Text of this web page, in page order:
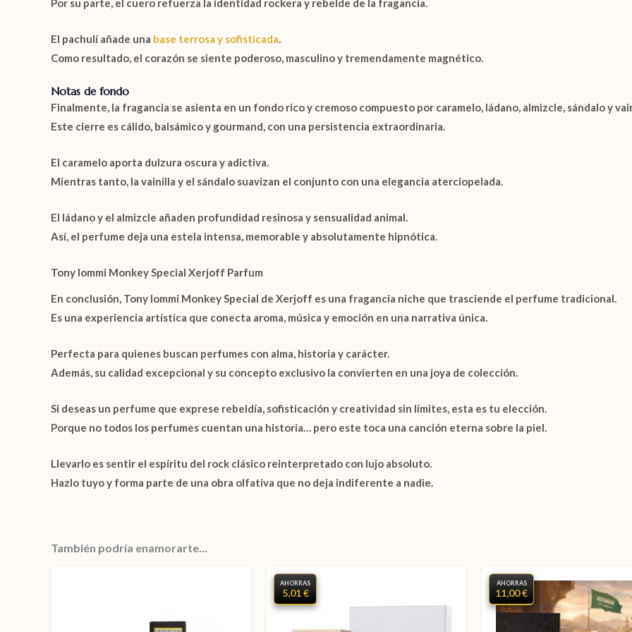
El pachulí añade una base terrosa y sofisticada
Como resultado, el corazón se siente poderoso, masculino y tremendamente magnético.
Notas de fondo
Finalmente, la fragancia se asienta en un fondo rico y cremoso compuesto por caramelo ládano almizcle sándaloy
Este cierre es cálido, balsámico y gourmand, con una persistencia extraordinaria.
El caramelo aporta dulzura oscura y adictiva.
Mientras tanto, la vainilla y el sándalo suavizan el conjunto con una elegancia aterciopelada.
El ládano y el almizcle añaden profundidad resinosa y sensualidad animal.
Así, el perfume deja una estela intensa, memorable y absolutamente hipnótica.
Tony Iommi Monkey Special Xerjoff Parfum
En conclusión, Tony Iommi Monkey Special de Xerjoff es una fragancia niche que trasciende el perfume tradicional.
Es una experiencia artística que conecta aroma, música y emoción en una narrativa única.
Perfecta para quienes buscan perfumes con alma, historia y carácter.
Además, su calidad excepcional y su concepto exclusivo la convierten en una joya de colección.
Si deseas un perfume que exprese rebeldía, sofisticación y creatividad sin límites, esta es tu elección.
Porque no todos los perfumes cuentan una historia… pero este toca una canción eterna sobre la piel.
Llevarlo es sentir el espíritu del rock clásico reinterpretado con lujo absoluto.
Hazlo tuyo y forma parte de una obra olfativa que no deja indiferente a nadie.
También podría enamorarte...
AHORRAS
5,01 €
AHORRAS
11,00 €